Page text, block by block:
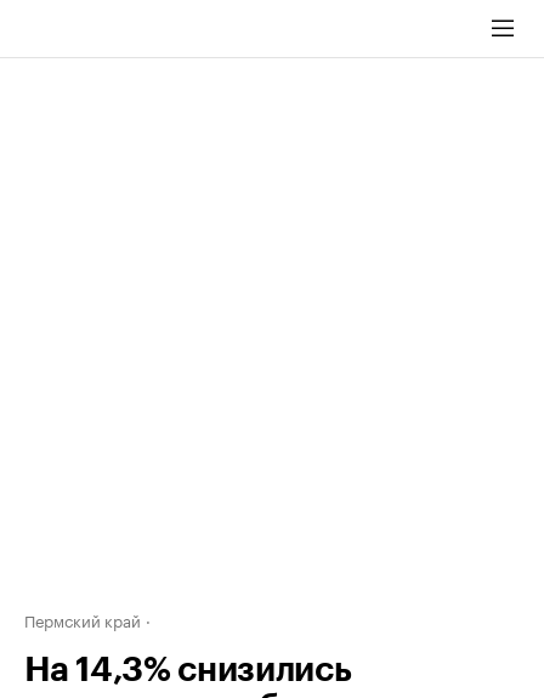
Пермский край
На 14,3% снизились